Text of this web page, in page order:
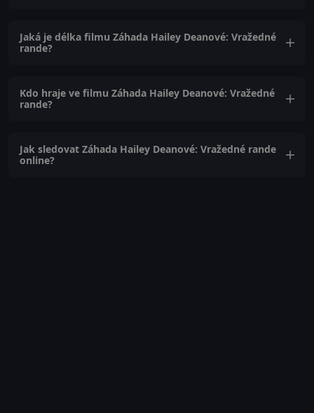
Jaká je délka filmu Záhada Hailey Deanové: Vražedné
rande?
Kdo hraje ve filmu Záhada Hailey Deanové: Vražedné
rande?
Jak sledovat Záhada Hailey Deanové: Vražedné rande
online?